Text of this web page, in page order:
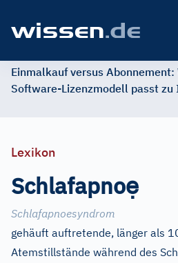
Einmalkauf versus Abonnement:
Software-Lizenzmodell passt zu
Lexikon
Schlafapnoẹ
Schlafapnoesyndrom
gehäuft auftretende, länger als
Atemstillstände während des